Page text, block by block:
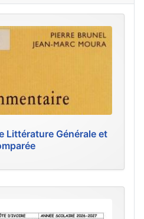
Littérature Générale et